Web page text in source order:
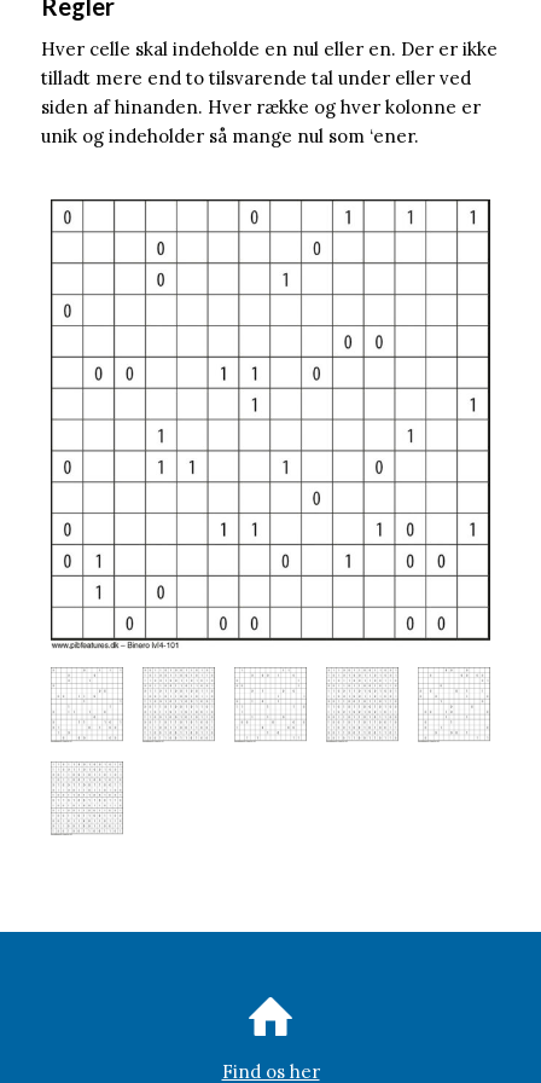
Hver celle skal indeholde en nul eller en. Der er ikke
tilladt mere end to tilsvarende tal under eller ved
siden af ​​hinanden. Hver række og hver kolonne er
unik og indeholder så mange nul som ‘ener.
Find os her